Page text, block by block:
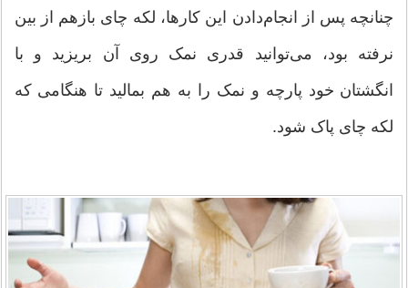
چنانچه پس از انجام‌دادن این کارها، لکه چای بازهم از بین
نرفته بود، می‌توانید قدری نمک روی آن بریزید و با
انگشتان خود پارچه و نمک را به هم بمالید تا هنگامی که
لکه چای پاک شود.